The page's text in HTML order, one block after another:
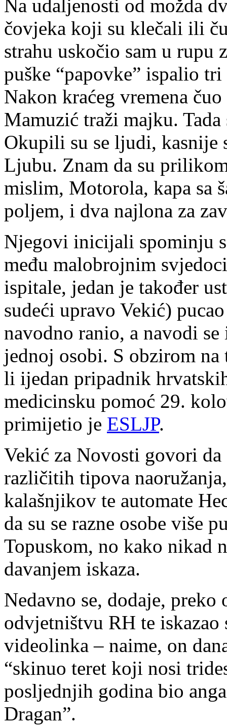
Na udaljenosti od možda
čovjeka koji su klečali ili
strahu uskočio sam u rupu
puške “papovke” ispalio
Nakon kraćeg vremena
Mamuzić traži majku.
Okupili su se ljudi,
Ljubu. Znam da su
mislim, Motorola, kapa sa
poljem, i dva najlona za
Njegovi inicijali spominju
među malobrojnim
ispitale, jedan je također
sudeći upravo Vekić)
navodno ranio, a navodi
jednoj osobi. S obzirom
li ijedan pripadnik
medicinsku pomoć 29.
primijetio je ESLJP.
Vekić za Novosti govori
različitih tipova
kalašnjikov te automate
da su se razne osobe više
Topuskom, no kako nikad
davanjem iskaza.
Nedavno se, dodaje,
odvjetništvu RH te iskazao
videolinka – naime, on
“skinuo teret koji nosi
posljednjih godina bio
Dragan”.